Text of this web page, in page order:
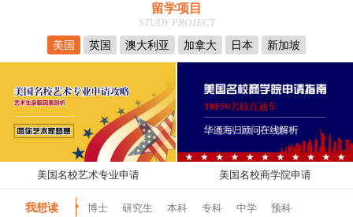
留学项目
STUDY PROJECT
美国
英国 澳大利亚 加拿大 日本 新加坡
美国名校艺术专业申请 美国名校商学院申请
我想读 博士 研究生 本科 专科 中学 预科